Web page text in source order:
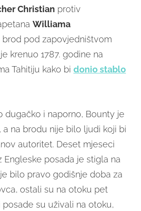
Christian protiv
Williama
brod pod zapovjedništvom
krenuo 1787. godine na
Tahitiju kako bi donio stablo
dugačko i naporno, Bounty je
a na brodu nije bilo ljudi koji bi
autoritet. Deset mjeseci
Engleske posada je stigla na
bilo pravo godišnje doba za
ostali su na otoku pet
posade su uživali na otoku,